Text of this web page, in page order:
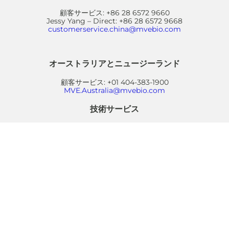
顧客サービス: +86 28 6572 9660
Jessy Yang – Direct: +86 28 6572 9668
customerservice.china@mvebio.com
オーストラリアとニュージーランド
顧客サービス: +01 404-383-1900
MVE.Australia@mvebio.com
技術サービス